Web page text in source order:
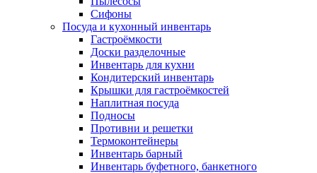
Сифоны
Посуда и кухонный инвентарь
Гастроёмкости
Доски разделочные
Инвентарь для кухни
Кондитерский инвентарь
Крышки для гастроёмкостей
Наплитная посуда
Подносы
Противни и решетки
Термоконтейнеры
Инвентарь барный
Инвентарь буфетного, банкетного